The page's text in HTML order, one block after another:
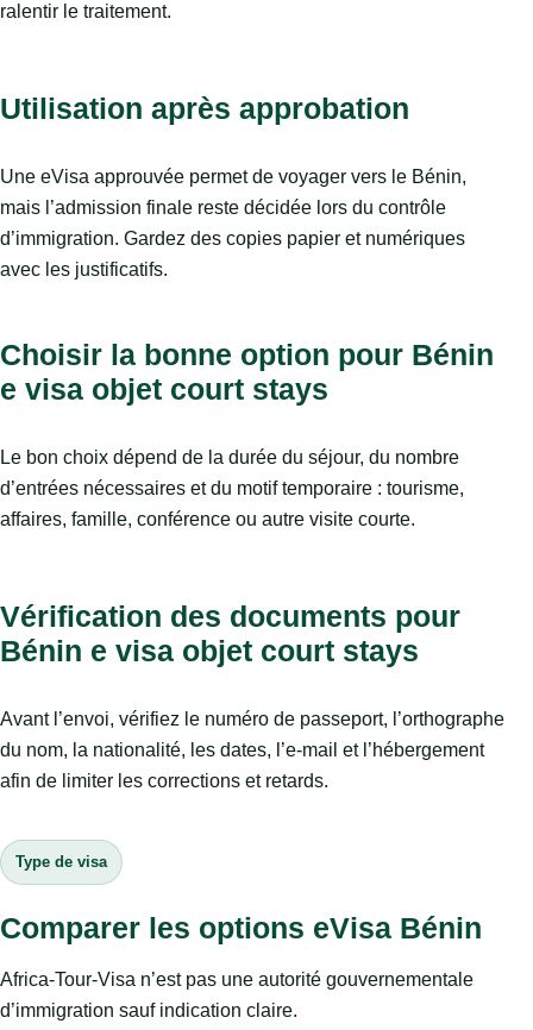
ralentir le traitement.
Utilisation après approbation
Une eVisa approuvée permet de voyager vers le Bénin,
mais l’admission finale reste décidée lors du contrôle
d’immigration. Gardez des copies papier et numériques
avec les justificatifs.
Choisir la bonne option pour Bénin
e visa objet court stays
Le bon choix dépend de la durée du séjour, du nombre
d’entrées nécessaires et du motif temporaire : tourisme,
affaires, famille, conférence ou autre visite courte.
Vérification des documents pour
Bénin e visa objet court stays
Avant l’envoi, vérifiez le numéro de passeport, l’orthographe
du nom, la nationalité, les dates, l’e-mail et l’hébergement
afin de limiter les corrections et retards.
Type de visa
Comparer les options eVisa Bénin
Africa-Tour-Visa n’est pas une autorité gouvernementale
d’immigration sauf indication claire.